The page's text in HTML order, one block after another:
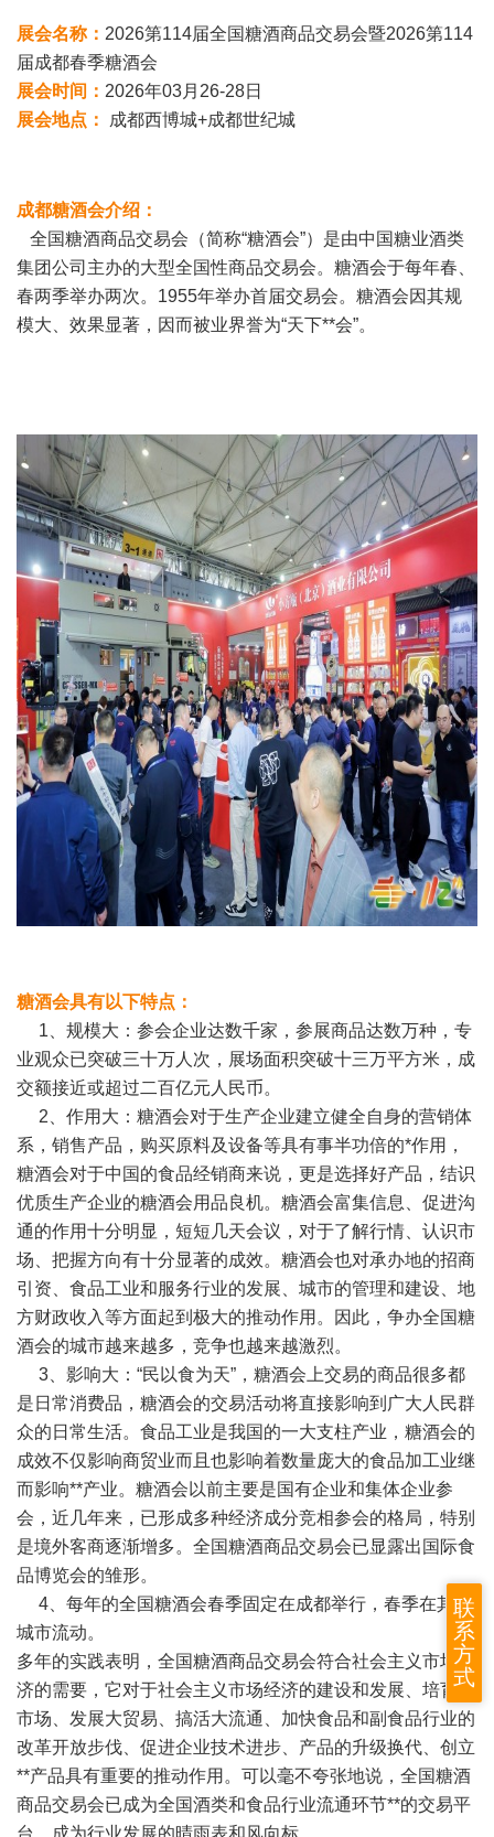
展会名称： 2026第114届全国糖酒商品交易会暨2026第114
届成都春季糖酒会
展会时间： 2026年03月26-28日
展会地点：
成都西博城+成都世纪城
成都糖酒会介绍：
全国糖酒商品交易会（简称“糖酒会”）是由中国糖业酒类
集团公司主办的大型全国性商品交易会。糖酒会于每年春、
春两季举办两次。1955年举办首届交易会。糖酒会因其规
模大、效果显著，因而被业界誉为“天下**会”。
糖酒会具有以下特点：
1、规模大：参会企业达数千家，参展商品达数万种，专
业观众已突破三十万人次，展场面积突破十三万平方米，成
交额接近或超过二百亿元人民币。
2、作用大：糖酒会对于生产企业建立健全自身的营销体
系，销售产品，购买原料及设备等具有事半功倍的*作用，
糖酒会对于中国的食品经销商来说，更是选择好产品，结识
优质生产企业的糖酒会用品良机。糖酒会富集信息、促进沟
通的作用十分明显，短短几天会议，对于了解行情、认识市
场、把握方向有十分显著的成效。糖酒会也对承办地的招商
引资、食品工业和服务行业的发展、城市的管理和建设、地
方财政收入等方面起到极大的推动作用。因此，争办全国糖
酒会的城市越来越多，竞争也越来越激烈。
3、影响大：“民以食为天”，糖酒会上交易的商品很多都
是日常消费品，糖酒会的交易活动将直接影响到广大人民群
众的日常生活。食品工业是我国的一大支柱产业，糖酒会的
成效不仅影响商贸业而且也影响着数量庞大的食品加工业继
而影响**产业。糖酒会以前主要是国有企业和集体企业参
会，近几年来，已形成多种经济成分竞相参会的格局，特别
是境外客商逐渐增多。全国糖酒商品交易会已显露出国际食
品博览会的雏形。
4、每年的全国糖酒会春季固定在成都举行，春季在其他
城市流动。
多年的实践表明，全国糖酒商品交易会符合社会主义市场经
济的需要，它对于社会主义市场经济的建设和发展、培育大
市场、发展大贸易、搞活大流通、加快食品和副食品行业的
改革开放步伐、促进企业技术进步、产品的升级换代、创立
**产品具有重要的推动作用。可以毫不夸张地说，全国糖酒
商品交易会已成为全国酒类和食品行业流通环节**的交易平
台，成为行业发展的晴雨表和风向标。
联
系
方
式